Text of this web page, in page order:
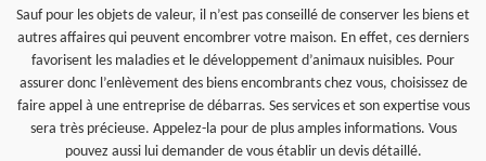
Sauf pour les objets de valeur, il n’est pas conseillé de conserver les biens et
autres affaires qui peuvent encombrer votre maison. En effet, ces derniers
favorisent les maladies et le développement d’animaux nuisibles. Pour
assurer donc l’enlèvement des biens encombrants chez vous, choisissez de
faire appel à une entreprise de débarras. Ses services et son expertise vous
sera très précieuse. Appelez-la pour de plus amples informations. Vous
pouvez aussi lui demander de vous établir un devis détaillé.